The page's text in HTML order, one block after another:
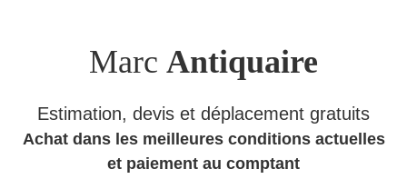
Marc Antiquaire
Estimation, devis et déplacement gratuits
Achat dans les meilleures conditions actuelles
et paiement au comptant